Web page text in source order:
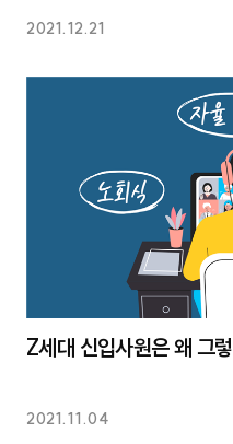
2021.12.21
Z세대 신입사원은 왜 그
2021.11.04